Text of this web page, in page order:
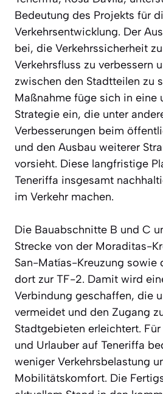
Bedeutung des Projekts für
Verkehrsentwicklung. Der
bei, die Verkehrssicherheit
Verkehrsfluss zu verbessern
zwischen den Stadtteilen zu
Maßnahme füge sich in eine
Strategie ein, die unter
Verbesserungen beim
und den Ausbau weiterer
vorsieht. Diese langfristige
Teneriffa insgesamt
im Verkehr machen.
Die Bauabschnitte B und C
Strecke von der Moraditas-
San-Matías-Kreuzung sowie
dort zur TF-2. Damit wird
Verbindung geschaffen, die
vermeidet und den Zugang
Stadtgebieten erleichtert.
und Urlauber auf Teneriffa
weniger Verkehrsbelastung
Mobilitätskomfort. Die